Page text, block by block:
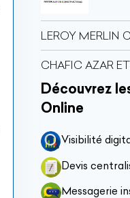
LEROY MERLIN
CHAFIC AZAR
Découvrez
Online
Visibilité
Devis
Messagerie